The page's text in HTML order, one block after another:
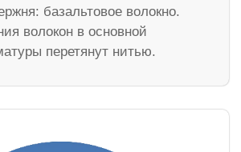
базальтовое волокно.
волокон в основной
перетянут нитью.